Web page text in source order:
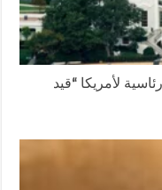
لأمريكا “قيد